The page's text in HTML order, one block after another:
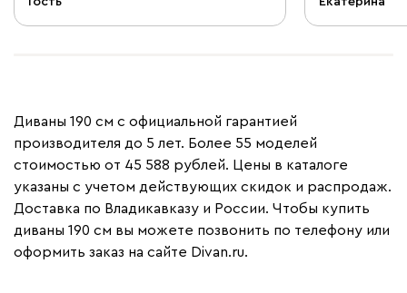
то
морского
Диваны 190 см с официальной гарантией
производителя до 5 лет. Более 55 моделей
стоимостью от 45 588 рублей. Цены в каталоге
указаны с учетом действующих скидок и распродаж.
Доставка по Владикавказу и России. Чтобы купить
диваны 190 см вы можете позвонить по телефону или
оформить заказ на сайте Divan.ru.